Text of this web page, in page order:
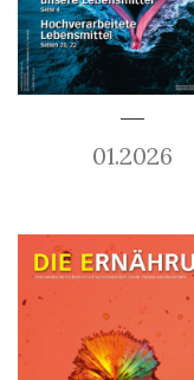
01.2026